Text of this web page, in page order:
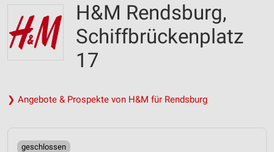
H&M Rendsburg,
Schiffbrückenplatz
17
❯ Angebote & Prospekte von H&M für Rendsburg
geschlossen